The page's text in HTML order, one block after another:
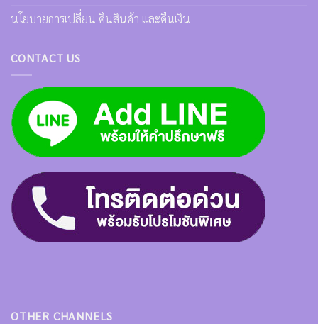
นโยบายการเปลี่ยน คืนสินค้า และคืนเงิน
CONTACT US
OTHER CHANNELS